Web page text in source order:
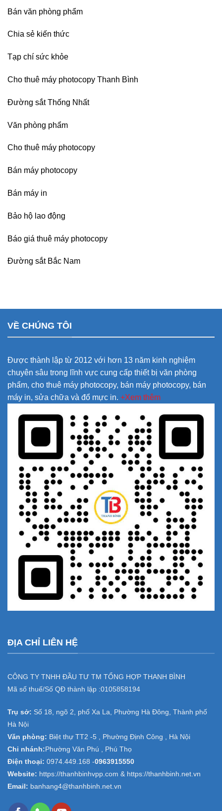
Bán văn phòng phẩm
Chia sẻ kiến thức
Tạp chí sức khỏe
Cho thuê máy photocopy Thanh Bình
Đường sắt Thống Nhất
Văn phòng phẩm
Cho thuê máy photocopy
Bán máy photocopy
Bán máy in
Bảo hộ lao động
Báo giá thuê máy photocopy
Đường sắt Bắc Nam
VỀ CHÚNG TÔI
Được thành lập từ 2012 với hơn 13 năm kinh nghiệm
chuyên sâu trong lĩnh vực cung cấp thiết bị văn phòng
phẩm, cho thuê máy photocopy, bán máy photocopy, bán
máy in, sửa chữa và đổ mực in. +Xem thêm
ĐỊA CHỈ LIÊN HỆ
CÔNG TY TNHH ĐẦU TƯ TM TỔNG HỢP THANH BÌNH
Mã số thuế/Số QĐ thành lập :0105858194
Trụ sở: Số 18, ngõ 2, phố Xa La, Phường Hà Đông, Thành phố
Hà Nội
Văn phòng: Biệt thự TT2 -5 , Phường Định Công , Hà Nội
Chi nhánh: Phường Văn Phú , Phú Thọ
Điện thoại: 0974.449.168 -0963915550
Website: https://thanhbinhvpp.com & https://thanhbinh.net.vn
Email: banhang4@thanhbinh.net.vn